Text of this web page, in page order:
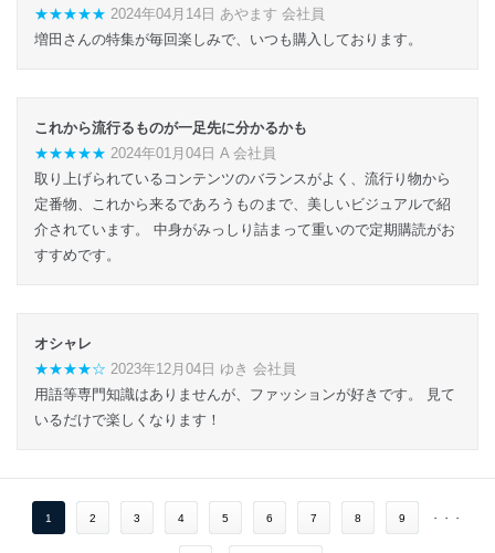
★★★★★ 2024年04月14日 あやます 会社員
増田さんの特集が毎回楽しみで、いつも購入しております。
これから流行るものが一足先に分かるかも
★★★★★ 2024年01月04日 A 会社員
取り上げられているコンテンツのバランスがよく、流行り物から
定番物、これから来るであろうものまで、美しいビジュアルで紹
介されています。 中身がみっしり詰まって重いので定期購読がお
すすめです。
オシャレ
★★★★☆ 2023年12月04日 ゆき 会社員
用語等専門知識はありませんが、ファッションが好きです。 見て
いるだけで楽しくなります！
1 2 3 4 5 6 7 8 9 ・・・